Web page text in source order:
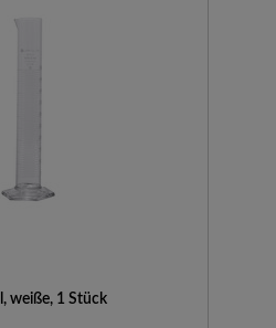
weiße, 1 Stück